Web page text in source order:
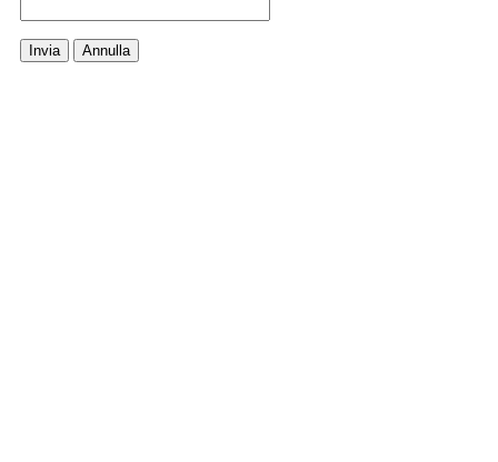
Invia Annulla